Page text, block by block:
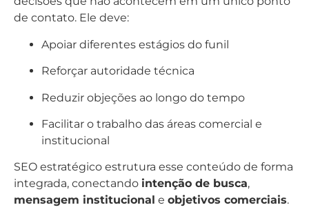
de contato. Ele deve:
Apoiar diferentes estágios do funil
Reforçar autoridade técnica
Reduzir objeções ao longo do tempo
Facilitar o trabalho das áreas comercial e
institucional
SEO estratégico estrutura esse conteúdo de forma
integrada, conectando intenção de busca,
mensagem institucional e objetivos comerciais.